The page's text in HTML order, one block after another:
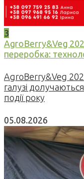
3
AgroBerry&Veg
переробка:
AgroBerry&Veg
галузі
події року
05.08.2026